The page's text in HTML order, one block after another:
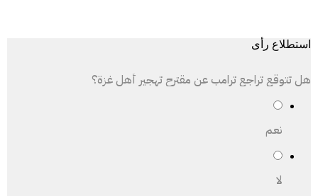
استطلاع رأى
هل تتوقع تراجع ترامب عن مقترح تهجير أهل غزة؟
نعم
لا